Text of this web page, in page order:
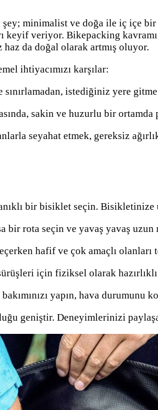
minimalist ve doğa ile iç içe bir
veriyor. Bikepacking
haz da doğal olarak artmış oluyor.
ihtiyacımızı karşılar:
istediğiniz yere
sakin ve huzurlu bir ortamda
seyahat etmek, gereksiz
bir bisiklet seçin. Bisikletinize
bir rota seçin ve yavaş yavaş uzun
hafif ve çok amaçlı
için fiziksel olarak hazırlıklı
yapın, hava durumunu
geniştir. Deneyimlerinizi